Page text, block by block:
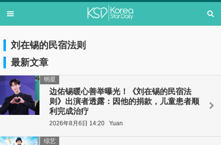
刘在锡的民宿法则
最新文章
边佑锡暖心善举曝光！《刘在锡的民宿法
则》出演者透露：因他的捐款，儿童患者顺
利完成治疗
明星
2026年8月6日 14:20 Yuan
综艺